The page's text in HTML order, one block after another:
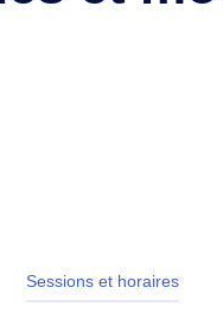
Sessions et horaires